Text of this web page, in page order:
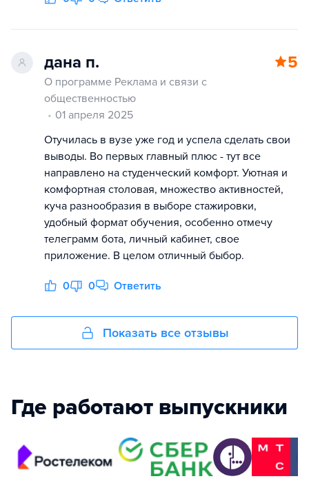
дана п. 5
О программе Реклама и связи с
общественностью
01 апреля 2025
Отучилась в вузе уже год и успела сделать свои
выводы. Во первых главный плюс - тут все
направлено на студенческий комфорт. Уютная и
комфортная столовая, множество активностей,
куча разнообразия в выборе стажировки,
удобный формат обучения, особенно отмечу
телеграмм бота, личный кабинет, свое
приложение. В целом отличный быбор.
0 0 Ответить
Показать все отзывы
Где работают выпускники